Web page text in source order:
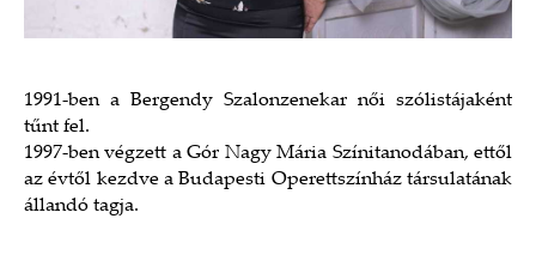
1991-ben a Bergendy Szalonzenekar női szólistájaként
tűnt fel.
1997-ben végzett a Gór Nagy Mária Színitanodában, ettől
az évtől kezdve a Budapesti Operettszínház társulatának
állandó tagja.